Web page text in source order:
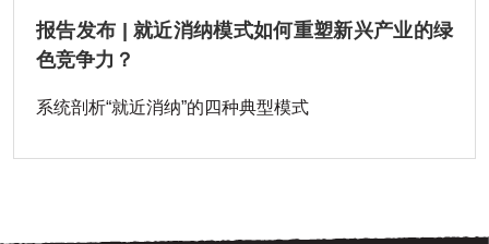
报告发布 | 就近消纳模式如何重塑新兴产业的绿
色竞争力？
系统剖析“就近消纳”的四种典型模式